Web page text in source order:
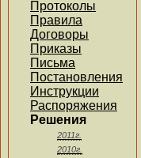
Протоколы
Правила
Договоры
Приказы
Письма
Постановления
Инструкции
Распоряжения
Решения
2011г.
2010г.